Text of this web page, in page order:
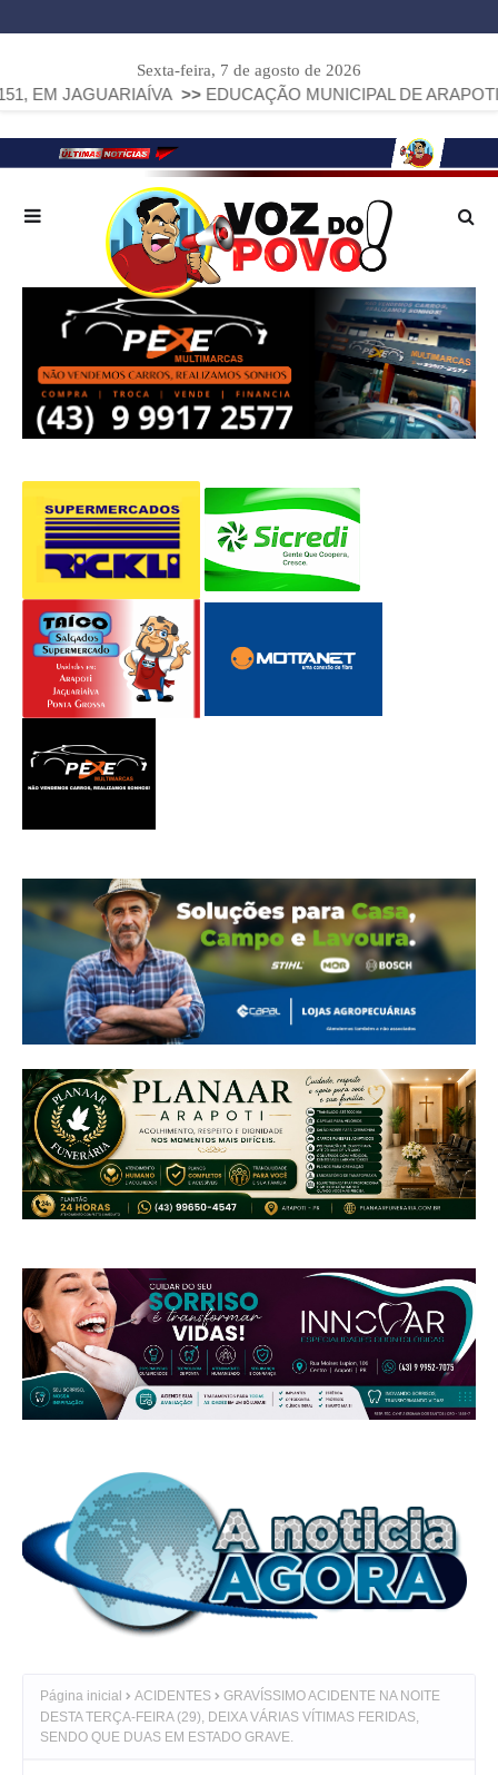
Sexta-feira, 7 de agosto de 2026
>> EDUCAÇÃO MUNICIPAL DE ARAPOTI AVANÇA E
Página inicial ACIDENTES
GRAVÍSSIMO ACIDENTE NA NOITE
DESTA TERÇA-FEIRA (29), DEIXA VÁRIAS VÍTIMAS FERIDAS,
SENDO QUE DUAS EM ESTADO GRAVE.